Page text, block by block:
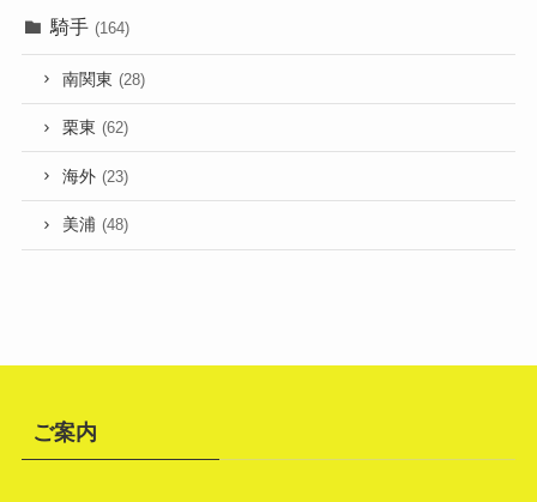
騎手 (164)
南関東 (28)
栗東 (62)
海外 (23)
美浦 (48)
ご案内